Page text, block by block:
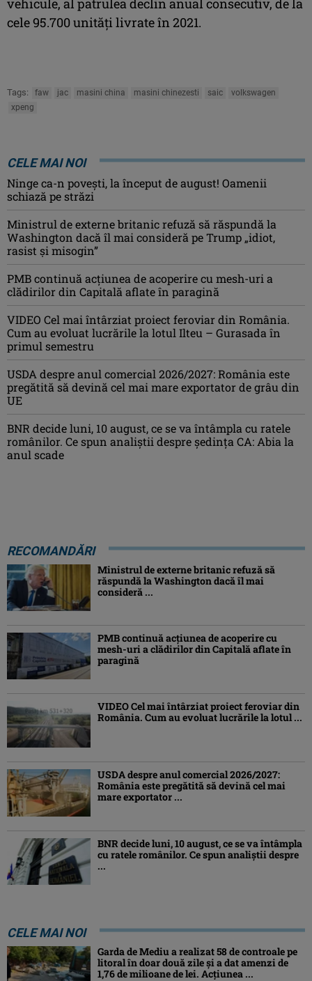
vehicule, al patrulea declin anual consecutiv, de la
cele 95.700 unităţi livrate în 2021.
Tags: faw jac masini china masini chinezesti saic
volkswagen
xpeng
CELE MAI NOI
Ninge ca-n povești, la început de august! Oamenii
schiază pe străzi
Ministrul de externe britanic refuză să răspundă la
Washington dacă îl mai consideră pe Trump „idiot,
rasist şi misogin”
PMB continuă acțiunea de acoperire cu mesh-uri a
clădirilor din Capitală aflate în paragină
VIDEO Cel mai întârziat proiect feroviar din România.
Cum au evoluat lucrările la lotul Ilteu – Gurasada în
primul semestru
USDA despre anul comercial 2026/2027: România este
pregătită să devină cel mai mare exportator de grâu din
UE
BNR decide luni, 10 august, ce se va întâmpla cu ratele
românilor. Ce spun analiștii despre ședința CA: Abia la
anul scade
RECOMANDĂRI
Ministrul de externe britanic refuză să
răspundă la Washington dacă îl mai
consideră ...
PMB continuă acțiunea de acoperire cu
mesh-uri a clădirilor din Capitală aflate în
paragină
VIDEO Cel mai întârziat proiect feroviar din
România. Cum au evoluat lucrările la lotul ...
USDA despre anul comercial 2026/2027:
România este pregătită să devină cel mai
mare exportator ...
BNR decide luni, 10 august, ce se va întâmpla
cu ratele românilor. Ce spun analiștii despre
...
CELE MAI NOI
Garda de Mediu a realizat 58 de controale pe
litoral în doar două zile și a dat amenzi de
1,76 de milioane de lei. Acțiunea ...